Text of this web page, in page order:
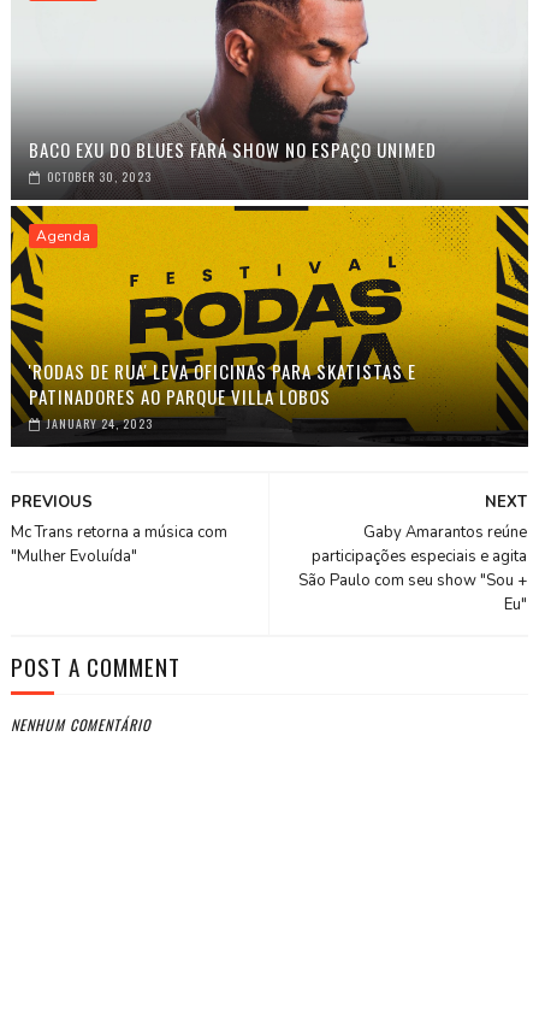
BACO EXU DO BLUES FARÁ SHOW NO ESPAÇO UNIMED
OCTOBER 30, 2023
Agenda
'RODAS DE RUA' LEVA OFICINAS PARA SKATISTAS E
PATINADORES AO PARQUE VILLA LOBOS
JANUARY 24, 2023
NEXT
Gaby Amarantos reúne
participações especiais e agita
São Paulo com seu show "Sou +
Eu"
PREVIOUS
Mc Trans retorna a música com
"Mulher Evoluída"
POST A COMMENT
NENHUM COMENTÁRIO